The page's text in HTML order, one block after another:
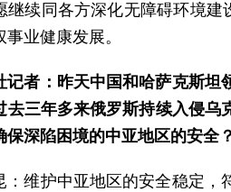
继续同各方深化无障碍环境
业健康发展。
记者：昨天中国和哈萨克斯坦
去三年多来俄罗斯持续入侵
保深陷困境的中亚地区的安全
：维护中亚地区的安全稳定，